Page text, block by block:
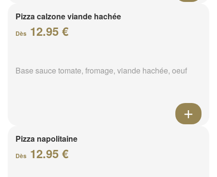
Pizza calzone viande hachée
Dès 12.95 €
Base sauce tomate, fromage, viande hachée, oeuf
Pizza napolitaine
Dès 12.95 €